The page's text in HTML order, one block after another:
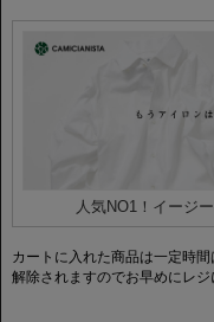
です。
【120番手双糸ジャージー】
さを活かしつつ、ポリエス
【ホリゾンタルカラー】
イタリアで人気襟型のホリ
な印象を与えます。
ネクタイを締めたスタイル
たスタイルもおすすめ。
オールシーズン定番で使える
人気NO1！イージ
カートに入れた商品は一定時
解除されますのでお早めにレジ